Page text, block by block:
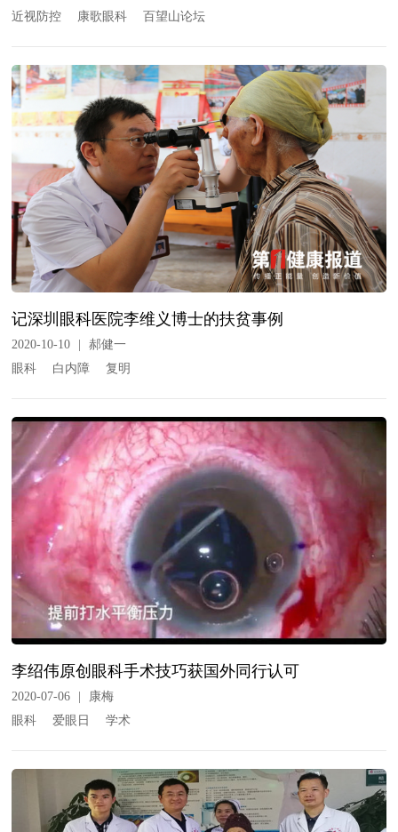
近视防控 康歌眼科 百望山论坛
记深圳眼科医院李维义博士的扶贫事例
2020-10-10
郝健一
眼科
白内障 复明
李绍伟原创眼科手术技巧获国外同行认可
2020-07-06
康梅
眼科
爱眼日 学术